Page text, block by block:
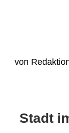
von
Stadt